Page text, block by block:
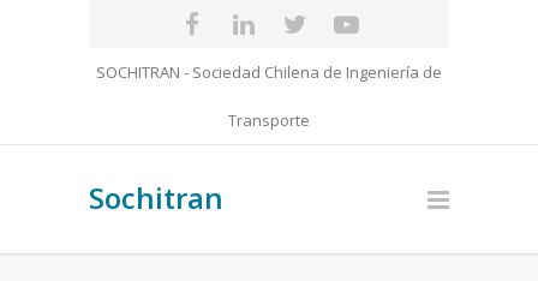
SOCHITRAN - Sociedad Chilena de Ingeniería de
Transporte
Sochitran